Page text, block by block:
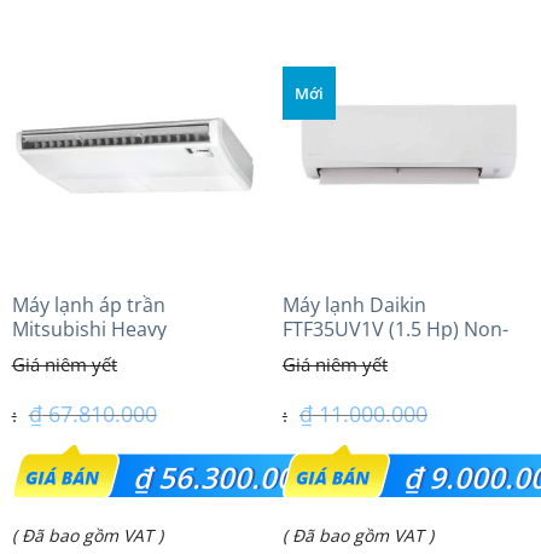
₫ 36.100.000.
₫ 28.350.000.
Máy lạnh áp trần
Mitsubishi Heavy
FDE125VG (5.0Hp) Cao cấp
– 3 Pha
₫67.810.000
Giá
gốc
là:
₫56.300.000
Giá
( Đã bao gồm VAT )
Mới
Máy lạnh Daikin
FTF35UV1V (1.5 Hp) Non-
inverter Thái lan
₫11.000.000
Giá
gốc
là:
₫
Giá
( Đã bao gồm VAT )